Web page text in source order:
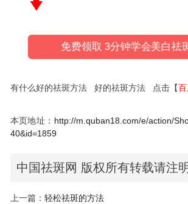
免费领取 3分钟学会美白祛
有什么好的祛斑方法 好的祛斑方法 点击【
本页地址： http://m.quban18.com/e/action/
40&id=1859
中国祛斑网 版权所有转载请注明
上一篇： 轻松祛斑的方法